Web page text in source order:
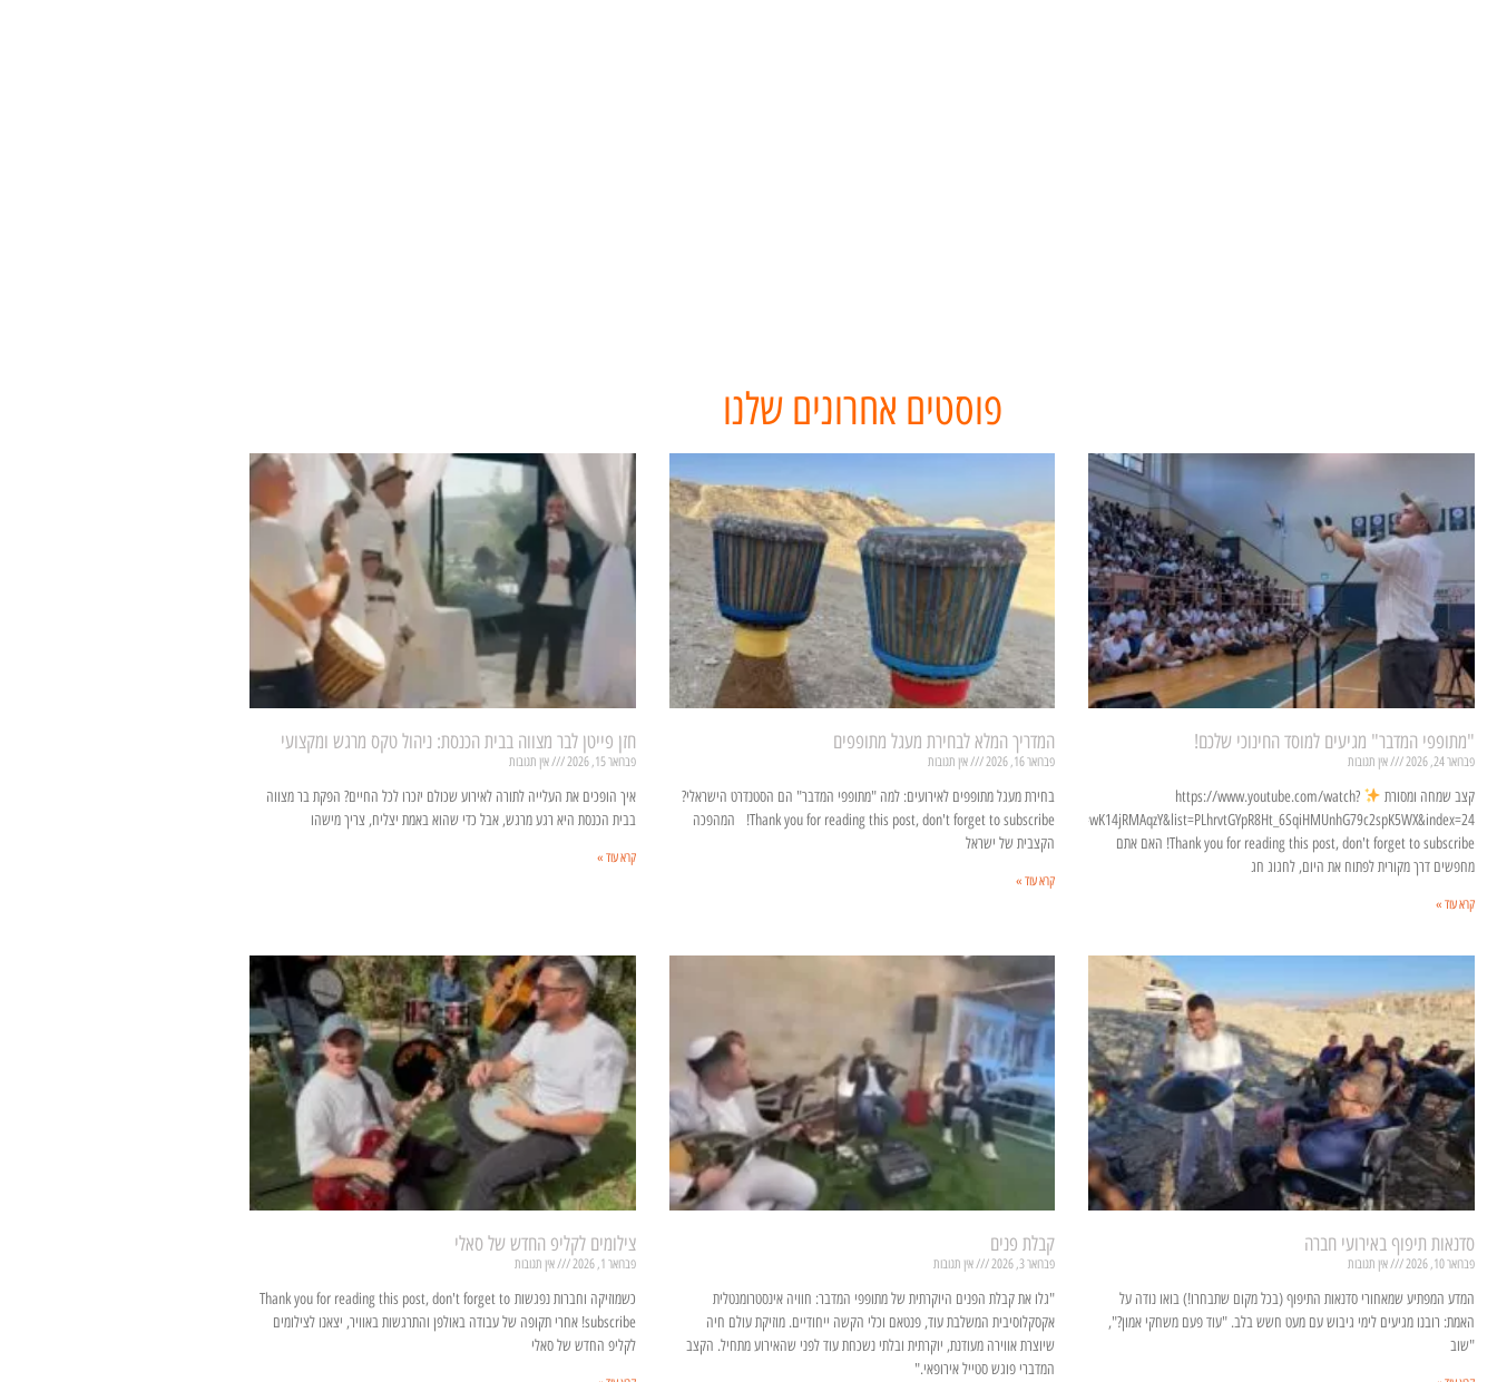
פוסטים אחרונים שלנו
"מתופפי המדבר" מגיעים למוסד החינוכי שלכם!
פברואר 24, 2026 אין תגובות
קצב שמחה ומסורת
https://www.youtube.com/watch?
v=wK14jRMAqzY&list=PLhrvtGYpR8Ht_6SqiHMUnhG79c2spK5WX&index=24
Thank you for reading this post, don't forget to subscribe! האם אתם
מחפשים דרך מקורית לפתוח את היום, לחגוג חג
קרא עוד »
המדריך המלא לבחירת מעגל מתופפים
פברואר 16, 2026 אין תגובות
בחירת מעגל מתופפים לאירועים: למה "מתופפי המדבר" הם הסטנדרט הישראלי?
Thank you for reading this post, don't forget to subscribe! המהפכה
הקצבית של ישראל
קרא עוד »
חזן פייטן לבר מצווה בבית הכנסת: ניהול טקס מרגש ומקצועי
פברואר 15, 2026 אין תגובות
איך הופכים את העלייה לתורה לאירוע שכולם יזכרו לכל החיים? הפקת בר מצווה
בבית הכנסת היא רגע מרגש, אבל כדי שהוא באמת יצליח, צריך מישהו
קרא עוד »
סדנאות תיפוף באירועי חברה
פברואר 10, 2026 אין תגובות
המדע המפתיע שמאחורי סדנאות התיפוף (בכל מקום שתבחרו!) בואו נודה על
האמת: רובנו מגיעים לימי גיבוש עם מעט חשש בלב. "עוד פעם משחקי אמון?",
"שוב
קבלת פנים
פברואר 3, 2026 אין תגובות
"גלו את קבלת הפנים היוקרתית של מתופפי המדבר: חוויה אינסטרומנטלית
אקסקלוסיבית המשלבת עוד, פנטאם וכלי הקשה ייחודיים. מוזיקת עולם חיה
שיוצרת אווירה מעודנת, יוקרתית ובלתי נשכחת עוד לפני שהאירוע מתחיל. הקצב
המדברי פוגש סטייל אירופאי."
צילומים לקליפ החדש של סאלי
פברואר 1, 2026 אין תגובות
כשמוזיקה וחברות נפגשות Thank you for reading this post, don't forget to
subscribe! אחרי תקופה של עבודה באולפן והתרגשות באוויר, יצאנו לצילומים
לקליפ החדש של סאלי